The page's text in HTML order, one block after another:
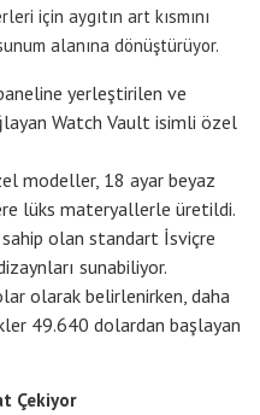
için aygıtın art kısmını
alanına dönüştürüyor.
yerleştirilen ve
Watch Vault isimli özel
modeller, 18 ayar beyaz
lüks materyallerle üretildi.
olan standart İsviçre
sunabiliyor.
olarak belirlenirken, daha
49.640 dolardan başlayan
Çekiyor